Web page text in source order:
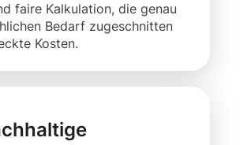
faire Kalkulation, die genau
Bedarf zugeschnitten
Kosten.